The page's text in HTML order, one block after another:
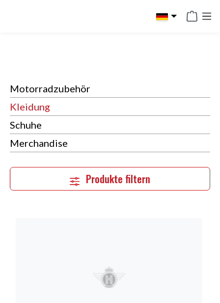
Motorradzubehör
Kleidung
Schuhe
Merchandise
Produkte filtern
HOREX Longsleeve MEN